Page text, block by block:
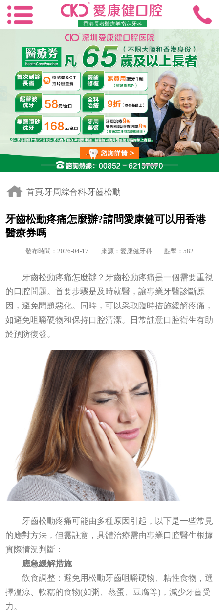
香港長者醫療券指定牙科
首頁- 牙周綜合科- 牙齒松動
牙齒松動疼痛怎麼辦?請問愛康健可以用香港
醫療券嗎
發布時間：2026-04-17 來源：愛康健牙科 點擊：582
牙齒松動疼痛怎麼辦？牙齒松動疼痛是一個需要重視
的口腔問題。首要步驟是及時就醫，讓專業牙醫診斷原
因，避免問題惡化。同時，可以采取臨時措施緩解疼痛，
如避免咀嚼硬物和保持口腔清潔。日常註意口腔衛生有助
於預防復發。
牙齒松動疼痛可能由多種原因引起，以下是一些常見
的應對方法，但需註意，具體治療需由專業口腔醫生根據
實際情況判斷：
應急緩解措施
飲食調整：避免用松動牙齒咀嚼硬物、粘性食物，選
擇溫涼、軟糯的食物(如粥、蒸蛋、豆腐等)，減少牙齒受
力。